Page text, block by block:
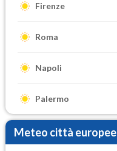
Firenze
Roma
Napoli
Palermo
Meteo città europee